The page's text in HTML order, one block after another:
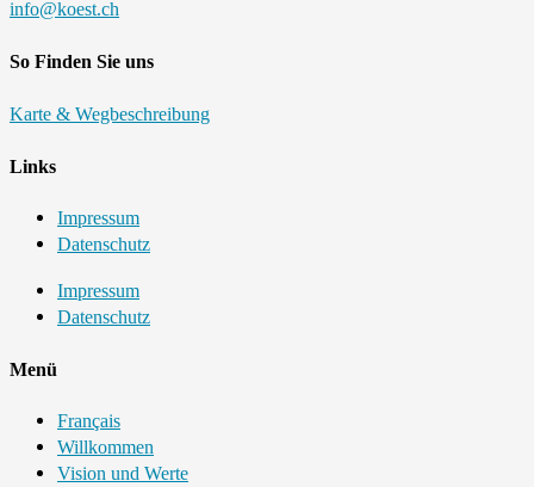
info@koest.ch
So Finden Sie uns
Karte & Wegbeschreibung
Links
Impressum
Datenschutz
Impressum
Datenschutz
Menü
Français
Willkommen
Vision und Werte